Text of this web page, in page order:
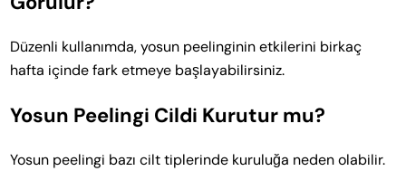
Düzenli kullanımda, yosun peelinginin etkilerini birkaç
hafta içinde fark etmeye başlayabilirsiniz.
Yosun Peelingi Cildi Kurutur mu?
Yosun peelingi bazı cilt tiplerinde kuruluğa neden olabilir.